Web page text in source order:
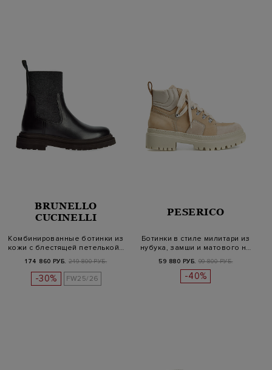
BRUNELLO
CUCINELLI
Комбинированные ботинки из
кожи с блестящей петелькой…
174 860 РУБ. 249 800 РУБ.
-30% FW25/26
PESERICO
Ботинки в стиле милитари из
нубука, замши и матового н…
59 880 РУБ. 99 800 РУБ.
-40%